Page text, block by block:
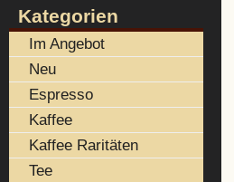
Kategorien
Im Angebot
Neu
Espresso
Kaffee
Kaffee Raritäten
Tee